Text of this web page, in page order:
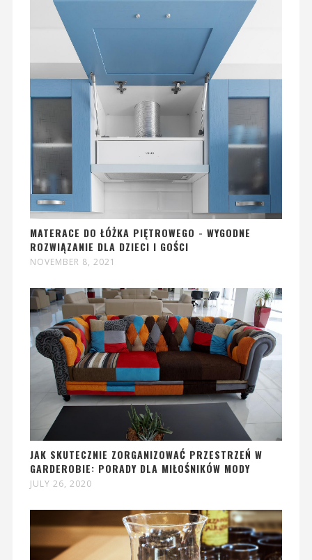
MATERACE DO ŁÓŻKA PIĘTROWEGO - WYGODNE
ROZWIĄZANIE DLA DZIECI I GOŚCI
NOVEMBER 8, 2021
JAK SKUTECZNIE ZORGANIZOWAĆ PRZESTRZEŃ W
GARDEROBIE: PORADY DLA MIŁOŚNIKÓW MODY
JULY 26, 2020